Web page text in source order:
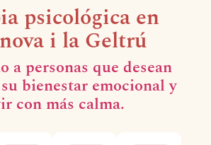
psicológica en
i la Geltrú
a personas que desean
bienestar emocional y
con más calma.